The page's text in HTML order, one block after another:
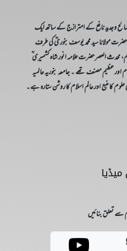
صالح وجدید نافع کے امترازج کے ساتھ ایک
مولانا سید محمد یوسف بنوریؒ کی طرف
محدث العصر حضرت علامہ انور شاہ کشمیری
عظیم مصنف تھے ۔ جامعہ بنوریہ عالمیہ
کا منبع اور عالم اسلام کا روشن ستارہ ہے۔
سے تعلق بنائیں